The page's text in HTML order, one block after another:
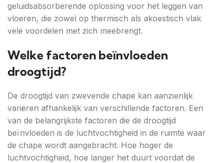
geluidsabsorberende oplossing voor het leggen van
vloeren, die zowel op thermisch als akoestisch vlak
vele voordelen met zich meebrengt.
Welke factoren beïnvloeden
droogtijd?
De droogtijd van zwevende chape kan aanzienlijk
variëren afhankelijk van verschillende factoren. Een
van de belangrijkste factoren die de droogtijd
beïnvloeden is de luchtvochtigheid in de ruimte waar
de chape wordt aangebracht. Hoe hoger de
luchtvochtigheid, hoe langer het duurt voordat de